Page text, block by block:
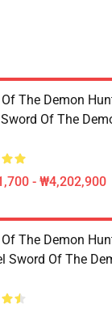
The Demon
Of The
- ₩4,202,900
The Demon
Sword Of The